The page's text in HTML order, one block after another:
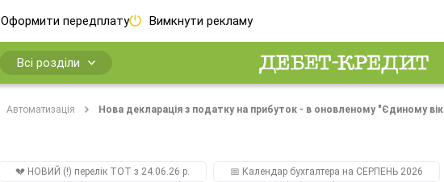
Оформити передплату Вимкнути рекламу
Всі розділи
Автоматизація Нова декларація з податку на прибуток - в оновленому "Єдиному
💔 НОВИЙ (!) перелік ТОТ з 24.06.26 р. 📅 Календар бухгалтера на СЕРПЕНЬ 2026